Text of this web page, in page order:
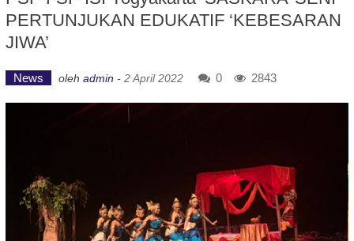
PERTUNJUKAN EDUKATIF ‘KEBESARAN
JIWA’
News oleh admin - 2 April 2022 0 2843